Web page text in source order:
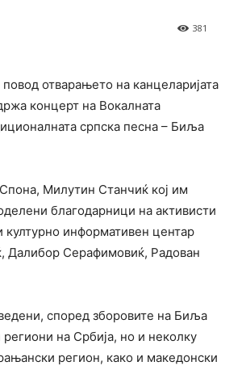
381
отварањето на канцеларијата
концерт на Вокалната
српска песна – Биља
Милутин Станчиќ кој им
благодарници на активисти
културно информативен центар
Далибор Серафимовиќ, Радован
според зборовите на Биља
на Србија, но и неколку
регион, како и македонски